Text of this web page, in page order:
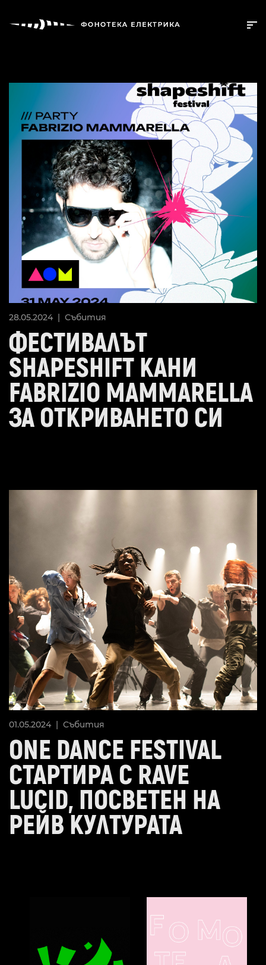
28.05.2024 | Събития
ФЕСТИВАЛЪТ
SHAPESHIFT КАНИ
FABRIZIO MAMMARELLA
ЗА ОТКРИВАНЕТО СИ
01.05.2024 | Събития
ONE DANCE FESTIVAL
СТАРТИРА С RAVE
LUCID, ПОСВЕТЕН НА
РЕЙВ КУЛТУРАТА